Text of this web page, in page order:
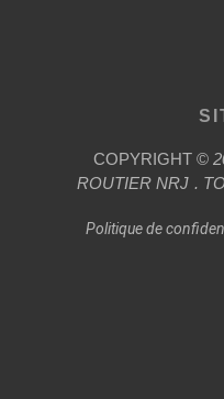
COPYRIGHT ©
ROUTIER NRJ .
Politique de